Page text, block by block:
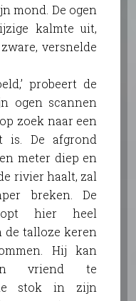
mond. De ogen
kalmte uit,
versnelde
probeert de
ogen scannen
zoek naar een
is. De afgrond
meter diep en
rivier haalt, zal
breken. De
hier heel
de talloze keren
Hij kan
vriend te
de stok in zijn